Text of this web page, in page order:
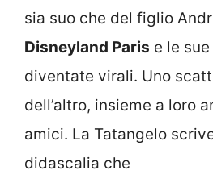
sia suo che del figlio
Disneyland Paris e le
diventate virali. Uno
dell’altro, insieme a loro
amici. La Tatangelo
didascalia che